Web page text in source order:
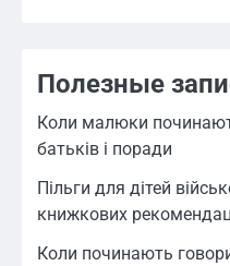
Полезные
Коли малюки
батьків і поради
Пільги для дітей
книжкових
Коли починають